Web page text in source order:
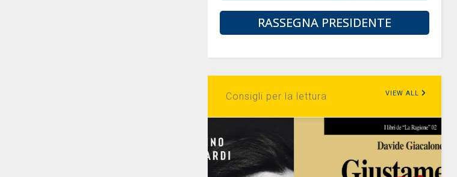
RASSEGNA PRESIDENTE
Consigli per la lettura VIEW ALL